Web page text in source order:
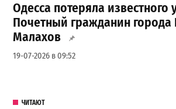
Одесса потеряла известного
Почетный гражданин города
Малахов
19-07-2026 в 09:52
ЧИТАЮТ